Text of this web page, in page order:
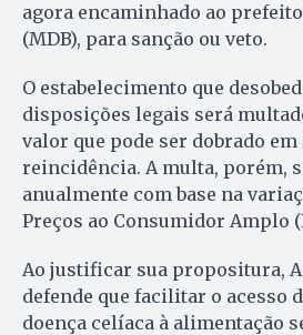
agora encaminhado ao
(MDB), para sanção ou veto.
O estabelecimento que
disposições legais será
valor que pode ser dobrado em
reincidência. A multa, porém,
anualmente com base na
Preços ao Consumidor Amplo
Ao justificar sua propositura,
defende que facilitar o acesso
doença celíaca à alimentação